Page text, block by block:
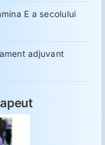
E a secolului
adjuvant